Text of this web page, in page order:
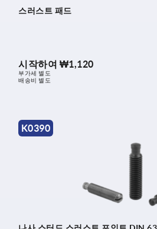
스러스트 패드
시작하여 ₩1,120
부가세 별도
배송비 별도
K0390